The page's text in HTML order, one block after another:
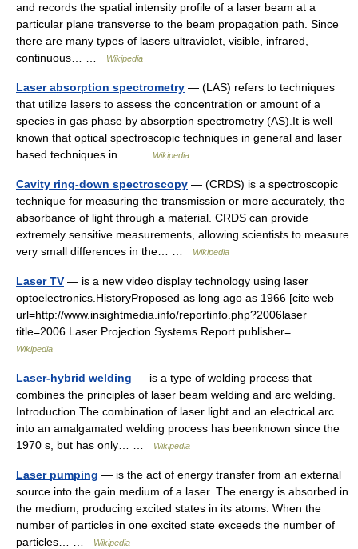
and records the spatial intensity profile of a laser beam at a
particular plane transverse to the beam propagation path. Since
there are many types of lasers ultraviolet, visible, infrared,
continuous… …
Wikipedia
Laser absorption spectrometry — (LAS) refers to techniques
that utilize lasers to assess the concentration or amount of a
species in gas phase by absorption spectrometry (AS).It is well
known that optical spectroscopic techniques in general and laser
based techniques in… …
Wikipedia
Cavity ring-down spectroscopy — (CRDS) is a spectroscopic
technique for measuring the transmission or more accurately, the
absorbance of light through a material. CRDS can provide
extremely sensitive measurements, allowing scientists to measure
very small differences in the… …
Wikipedia
Laser TV — is a new video display technology using laser
optoelectronics.HistoryProposed as long ago as 1966 [cite web
url=http://www.insightmedia.info/reportinfo.php?2006laser
title=2006 Laser Projection Systems Report publisher=… …
Wikipedia
Laser-hybrid welding — is a type of welding process that
combines the principles of laser beam welding and arc welding.
Introduction The combination of laser light and an electrical arc
into an amalgamated welding process has beenknown since the
1970 s, but has only… …
Wikipedia
Laser pumping — is the act of energy transfer from an external
source into the gain medium of a laser. The energy is absorbed in
the medium, producing excited states in its atoms. When the
number of particles in one excited state exceeds the number of
particles… …
Wikipedia